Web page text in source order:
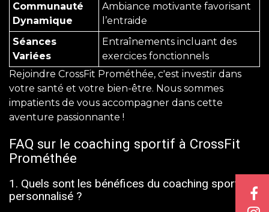
Communauté
Dynamique
Ambiance motivante favorisant
l’entraide
Séances
Variées
Entraînements incluant des
exercices fonctionnels
Rejoindre CrossFit Prométhée, c'est investir dans
votre santé et votre bien-être. Nous sommes
impatients de vous accompagner dans cette
aventure passionnante !
FAQ sur le coaching sportif à CrossFit
Prométhée
1. Quels sont les bénéfices du coaching sportif
personnalisé ?